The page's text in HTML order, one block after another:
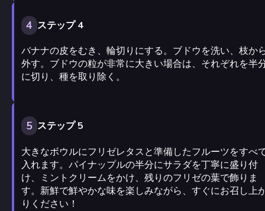
4 ステップ 4
バナナの皮をむき、輪切りにする。ブドウを洗い、枝か
外す。ブドウの粒が非常に大きい場合は、それぞれを半
に切り、種を取り除く。
5 ステップ 5
大きなボウルにフリゼレタスと準備したフルーツをすべ
入れます。パイナップルの半分にサラダを丁寧に盛り付
け、ミントクリームをかけ、残りのフリゼの葉で飾りま
す。新鮮で鮮やかな味を楽しみながら、すぐにお召し上
りください！